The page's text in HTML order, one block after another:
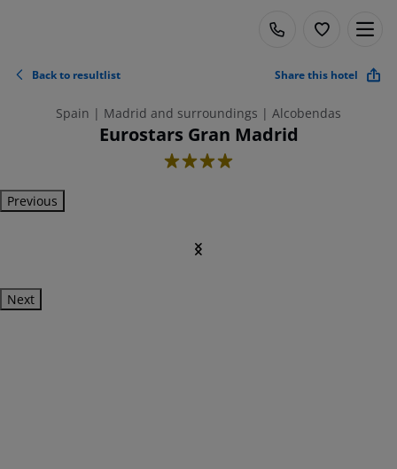
Back to resultlist Share this hotel
Spain | Madrid and surroundings | Alcobendas
Eurostars Gran Madrid
4
Previous
Next